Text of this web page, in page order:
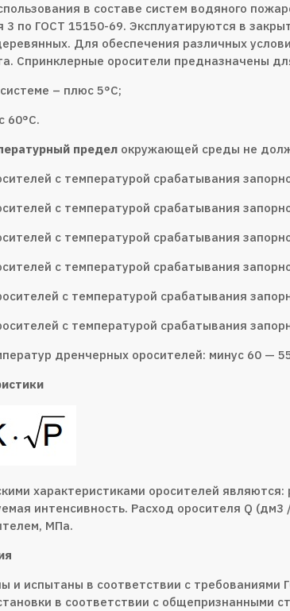
в составе систем водяного
3 по ГОСТ 15150-69. Эксплуатируются в
Для обеспечения различных
Спринклерные оросители предназначены
– плюс 5°С;
60°С.
предел окружающей среды не
с температурой срабатывания
с температурой срабатывания
с температурой срабатывания
с температурой срабатывания
с температурой срабатывания
с температурой срабатывания
дренчерных оросителей: минус 60 —
характеристиками оросителей
интенсивность. Расход оросителя Q
МПа.
и испытаны в соответствии с требованиями
в соответствии с общепризнанными